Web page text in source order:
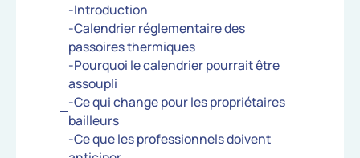
-Introduction
-Calendrier réglementaire des
passoires thermiques
-Pourquoi le calendrier pourrait être
assoupli
-Ce qui change pour les propriétaires
bailleurs
-Ce que les professionnels doivent